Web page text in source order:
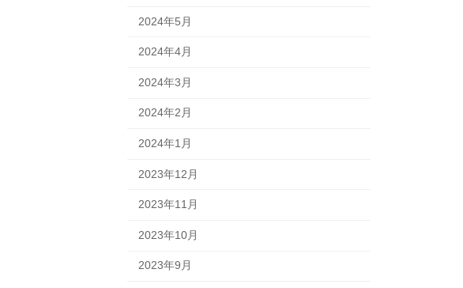
2024年5月
2024年4月
2024年3月
2024年2月
2024年1月
2023年12月
2023年11月
2023年10月
2023年9月